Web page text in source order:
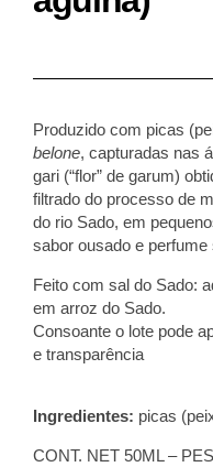
Produzido com picas
belone, capturadas nas
gari (“flor” de garum)
filtrado do processo de
do rio Sado, em
sabor ousado e perfume
Feito com sal do Sado:
em arroz do Sado.
Consoante o lote pode
e transparência
Ingredientes: picas
CONT. NET 50ML –